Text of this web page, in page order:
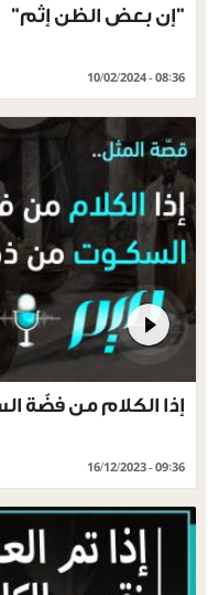
"إن بعض الظن إثم"
10/02/2024 - 08:36
إذا الكلام من
16/12/2023 - 09:36